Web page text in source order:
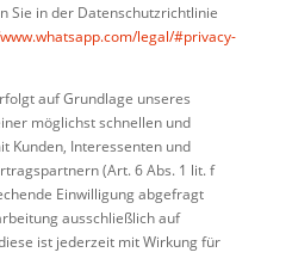
Sie in der Datenschutzrichtlinie
legal/#privacy-
auf Grundlage unseres
möglichst schnellen und
Kunden, Interessenten und
(Art. 6 Abs. 1 lit. f
Einwilligung abgefragt
ausschließlich auf
ist jederzeit mit Wirkung für